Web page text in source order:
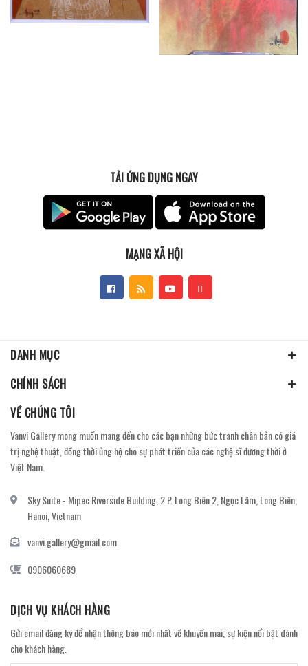
TẢI ỨNG DỤNG NGAY
MẠNG XÃ HỘI
DANH MỤC
CHÍNH SÁCH
VỀ CHÚNG TÔI
Vanvi Gallery mong muốn mang đến cho các bạn những bức tranh chân bản có giá
trị nghệ thuật, đồng thời ủng hộ cho sự phát triển của các nghệ sĩ đương thời ở
Việt Nam.
Sky Suite - Mipec Riverside Building, 2 P. Long Biên 2, Ngọc Lâm, Long Biên,
Hanoi, Vietnam
vanvi.gallery@gmail.com
0906060689
DỊCH VỤ KHÁCH HÀNG
Gửi email đăng ký để nhận thông báo mới nhất về khuyến mãi, sự kiện nổi bật dành
cho khách hàng.